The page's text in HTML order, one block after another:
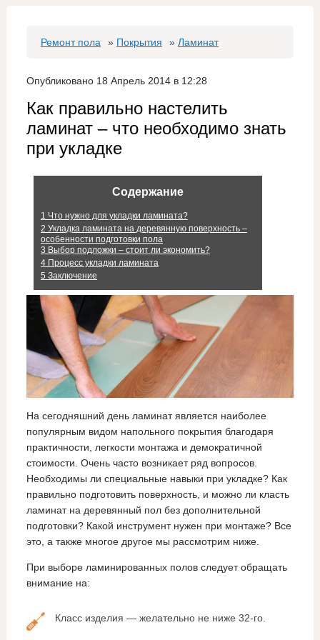
Ремонт пола » Покрытия » Ламинат
Опубликовано 18 Апрель 2014 в 12:28
Как правильно настелить
ламинат – что необходимо знать
при укладке
Содержание
1 Что нужно для укладки ламината?
2 Укладка ламината на деревянную поверхность –
особенности подготовки пола
3 Выбор подложки – стоит ли экономить?
4Процесс укладки ламината
5 Заключение
На сегодняшний день ламинат является наиболее
популярным видом напольного покрытия благодаря
практичности, легкости монтажа и демократичной
стоимости. Очень часто возникает ряд вопросов.
Необходимы ли специальные навыки при укладке? Как
правильно подготовить поверхность, и можно ли класть
ламинат на деревянный пол без дополнительной
подготовки? Какой инструмент нужен при монтаже? Все
это, а также многое другое мы рассмотрим ниже.
При выборе ламинированных полов следует обращать
внимание на:
Класс изделия — желательно не ниже 32-го.